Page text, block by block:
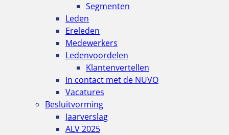
Segmenten
Leden
Ereleden
Medewerkers
Ledenvoordelen
Klantenvertellen
In contact met de NUVO
Vacatures
Besluitvorming
Jaarverslag
ALV 2025